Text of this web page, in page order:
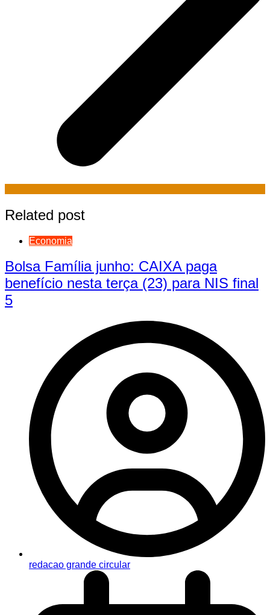
Related post
Economia
Bolsa Família junho: CAIXA paga
benefício nesta terça (23) para NIS final
5
redacao grande circular